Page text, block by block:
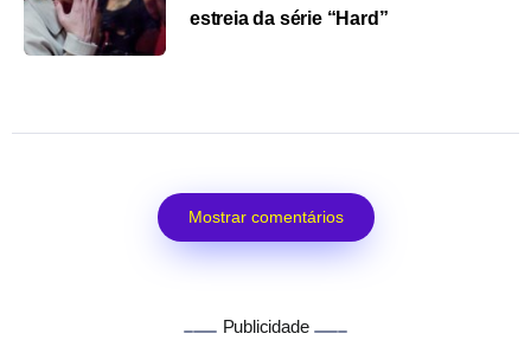
estreia da série “Hard”
Mostrar comentários
Publicidade